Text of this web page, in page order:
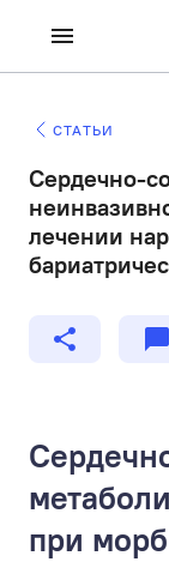
СТАТЬИ
Сердечно-
лечении
при